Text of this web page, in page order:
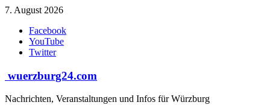
Zum
springen
7. August 2026
Facebook
YouTube
Twitter
wuerzburg24.com
Nachrichten, Veranstaltungen und Infos für Würzburg